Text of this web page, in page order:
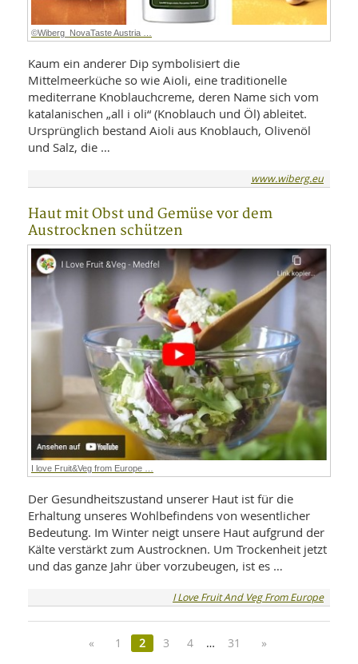
©Wiberg_NovaTaste Austria …
Kaum ein anderer Dip symbolisiert die
Mittelmeerküche so wie Aioli, eine traditionelle
mediterrane Knoblauchcreme, deren Name sich vom
katalanischen „all i oli“ (Knoblauch und Öl) ableitet.
Ursprünglich bestand Aioli aus Knoblauch, Olivenöl
und Salz, die …
www.wiberg.eu
Haut mit Obst und Gemüse vor dem
Austrocknen schützen
I love Fruit&Veg from Europe …
Der Gesundheitszustand unserer Haut ist für die
Erhaltung unseres Wohlbefindens von wesentlicher
Bedeutung. Im Winter neigt unsere Haut aufgrund der
Kälte verstärkt zum Austrocknen. Um Trockenheit jetzt
und das ganze Jahr über vorzubeugen, ist es …
I Love Fruit And Veg From Europe
« 1 2 3 4 … 31 »